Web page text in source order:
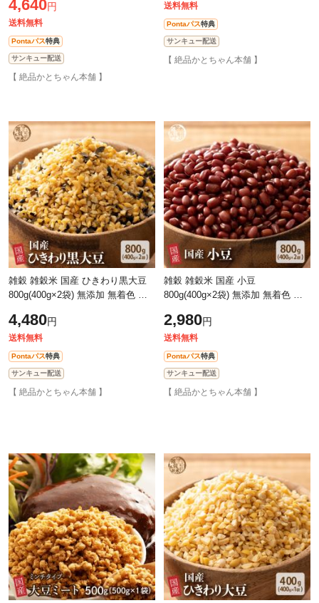
4,640円
送料無料
Pontaパス特典
サンキュー配送
【 絶品かとちゃん本舗 】
送料無料
Pontaパス特典
サンキュー配送
【 絶品かとちゃん本舗 】
雑穀 雑穀米 国産 ひきわり黒大豆
800g(400g×2袋) 無添加 無着色 ダ
ク質
4,480円
送料無料
Pontaパス特典
サンキュー配送
【 絶品かとちゃん本舗 】
雑穀 雑穀米 国産 小豆
800g(400g×2袋) 無添加 無着色 ダ
2,980円
送料無料
Pontaパス特典
サンキュー配送
【 絶品かとちゃん本舗 】